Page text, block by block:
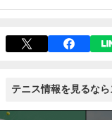
テニス情報を見るな